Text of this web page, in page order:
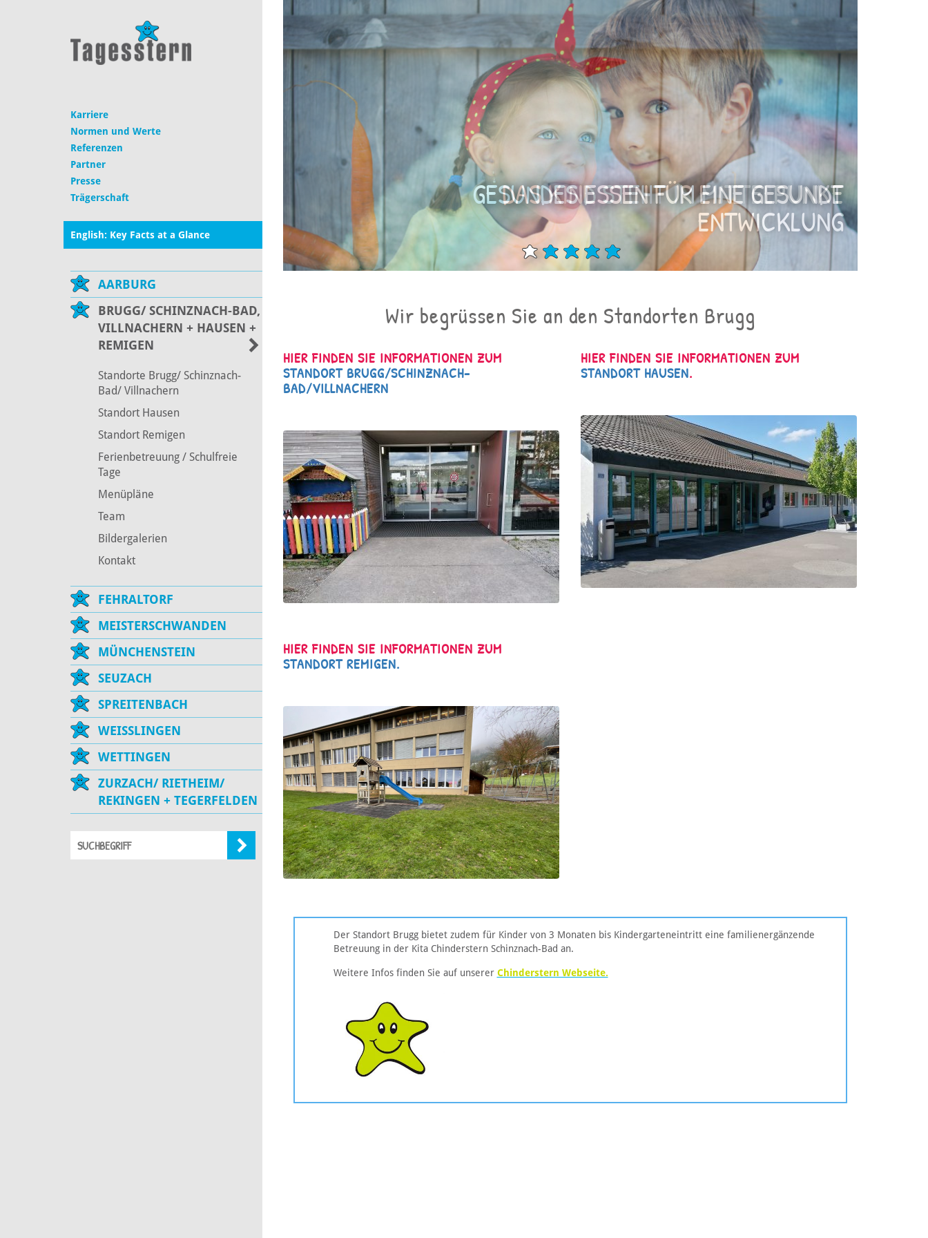
Karriere
Normen und Werte
Referenzen
Partner
Presse
Trägerschaft
English: Key Facts at a Glance
AARBURG
BRUGG/ SCHINZNACH-BAD,
VILLNACHERN + HAUSEN +
REMIGEN
Standorte Brugg/ Schinznach-
Bad/ Villnachern
Standort Hausen
Standort Remigen
Ferienbetreuung / Schulfreie
Tage
Menüpläne
Team
Bildergalerien
Kontakt
FEHRALTORF
MEISTERSCHWANDEN
MÜNCHENSTEIN
SEUZACH
SPREITENBACH
WEISSLINGEN
WETTINGEN
ZURZACH/ RIETHEIM/
REKINGEN + TEGERFELDEN
GESUNDES ESSEN FÜR EINE GESUNDE
ENTWICKLUNG
Wir begrüssen Sie an den Standorten Brugg
HIER FINDEN SIE INFORMATIONEN ZUM
STANDORT BRUGG/SCHINZNACH-
BAD/VILLNACHERN
HIER FINDEN SIE INFORMATIONEN ZUM
STANDORT HAUSEN.
HIER FINDEN SIE INFORMATIONEN ZUM
STANDORT REMIGEN.
Der Standort Brugg bietet zudem für Kinder von 3 Monaten bis Kindergarteneintritt eine familienergänzende
Betreuung in der Kita Chinderstern Schinznach-Bad an.
Weitere Infos finden Sie auf unserer Chinderstern Webseite.